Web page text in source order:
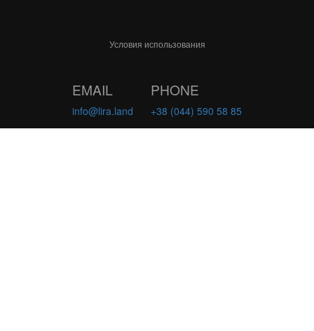
Условия использования
EMAIL
info@lira.land
PHONE
+38 (044) 590 58 85